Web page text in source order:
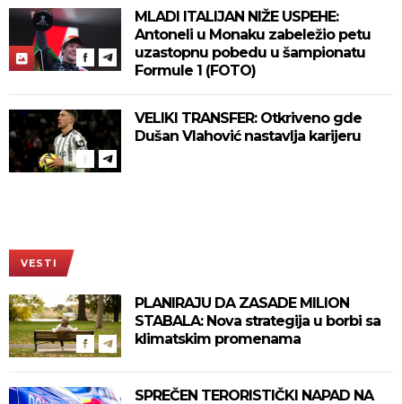
MLADI ITALIJAN NIŽE USPEHE:
Antoneli u Monaku zabeležio petu
uzastopnu pobedu u šampionatu
Formule 1 (FOTO)
VELIKI TRANSFER: Otkriveno gde
Dušan Vlahović nastavlja karijeru
VESTI
PLANIRAJU DA ZASADE MILION
STABALA: Nova strategija u borbi sa
klimatskim promenama
SPREČEN TERORISTIČKI NAPAD NA